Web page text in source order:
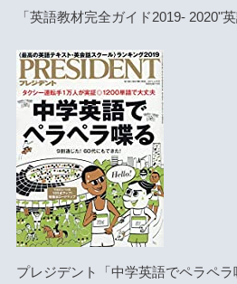
「英語教材完全ガイド2019- 2020"
プレジデント「中学英語でペラペ